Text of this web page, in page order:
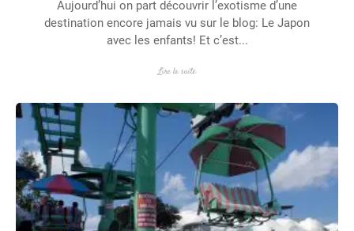
Aujourd’hui on part découvrir l’exotisme d’une
destination encore jamais vu sur le blog: Le Japon
avec les enfants! Et c’est...
Lire la suite